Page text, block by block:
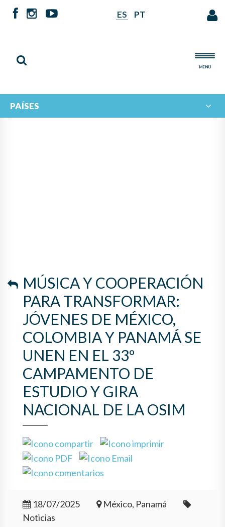
ES PT
MENÚ
PAÍSES
MÚSICA Y COOPERACIÓN
PARA TRANSFORMAR:
JÓVENES DE MÉXICO,
COLOMBIA Y PANAMÁ SE
UNEN EN EL 33º
CAMPAMENTO DE
ESTUDIO Y GIRA
NACIONAL DE LA OSIM
18/07/2025
México, Panamá
Noticias